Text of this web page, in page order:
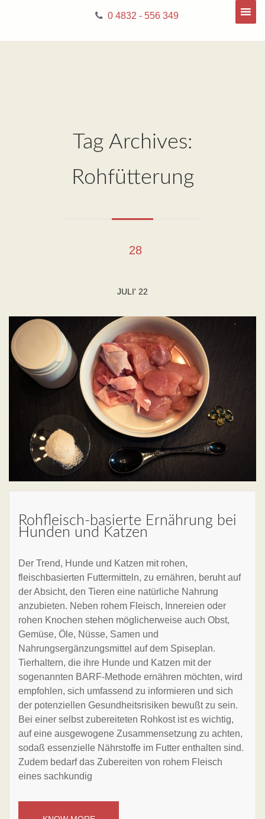
0 4832 - 556 349
Tag Archives:
Rohfütterung
28
JULI' 22
Rohfleisch-basierte Ernährung bei
Hunden und Katzen
Der Trend, Hunde und Katzen mit rohen,
fleischbasierten Futtermitteln, zu ernähren, beruht auf
der Absicht, den Tieren eine natürliche Nahrung
anzubieten. Neben rohem Fleisch, Innereien oder
rohen Knochen stehen möglicherweise auch Obst,
Gemüse, Öle, Nüsse, Samen und
Nahrungsergänzungsmittel auf dem Spiseplan.
Tierhaltern, die ihre Hunde und Katzen mit der
sogenannten BARF-Methode ernähren möchten, wird
empfohlen, sich umfassend zu informieren und sich
der potenziellen Gesundheitsrisiken bewußt zu sein.
Bei einer selbst zubereiteten Rohkost ist es wichtig,
auf eine ausgewogene Zusammensetzung zu achten,
sodaß essenzielle Nährstoffe im Futter enthalten sind.
Zudem bedarf das Zubereiten von rohem Fleisch
eines sachkundig